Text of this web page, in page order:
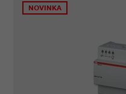
NOVINKA